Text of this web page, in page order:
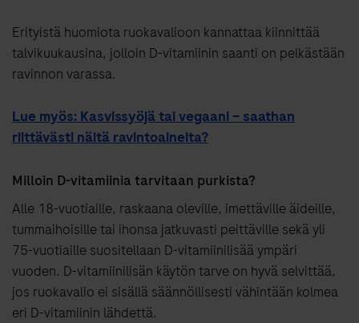
Erityistä huomiota ruokavalioon kannattaa kiinnittää
talvikuukausina, jolloin D-vitamiinin saanti on pelkästään
ravinnon varassa.
Lue myös: Kasvissyöjä tai vegaani – saathan
riittävästi näitä ravintoaineita?
Milloin D-vitamiinia tarvitaan purkista?
Alle 18-vuotiaille, raskaana oleville, imettäville äideille,
tummaihoisille tai ihonsa jatkuvasti peittäville sekä yli
75-vuotiaille suositellaan D-vitamiinilisää ympäri
vuoden. D-vitamiinilisän käytön tarve on hyvä selvittää,
jos ruokavalio ei sisällä säännöllisesti vähintään kolmea
eri D-vitamiinin lähdettä.